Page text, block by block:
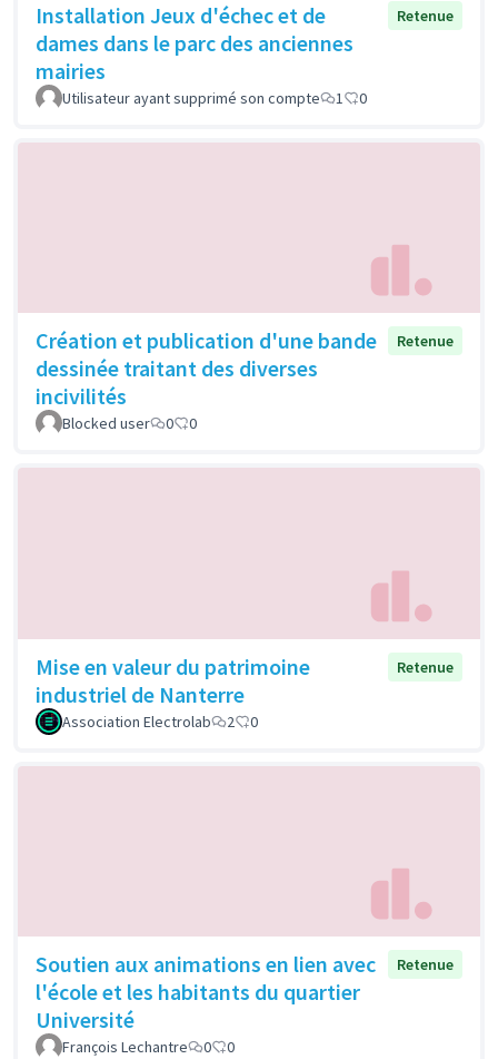
Installation Jeux d'échec et de
dames dans le parc des anciennes
mairies
Retenue
Utilisateur ayant supprimé son compte 1 0
Création et publication d'une bande
dessinée traitant des diverses
incivilités
Retenue
Blocked user 0 0
Mise en valeur du patrimoine
industriel de Nanterre
Retenue
Association Electrolab 2 0
Soutien aux animations en lien avec
l'école et les habitants du quartier
Université
Retenue
François Lechantre 0 0